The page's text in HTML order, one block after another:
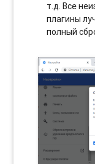
т.д. Все
плагины
полный